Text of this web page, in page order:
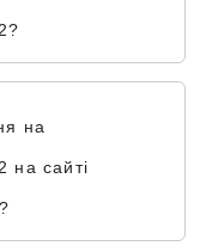
на
на сайті